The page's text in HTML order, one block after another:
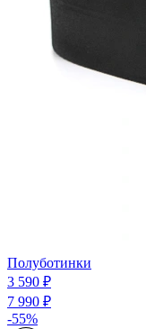
Полуботинки
3 590 ₽
7 990 ₽
-55%